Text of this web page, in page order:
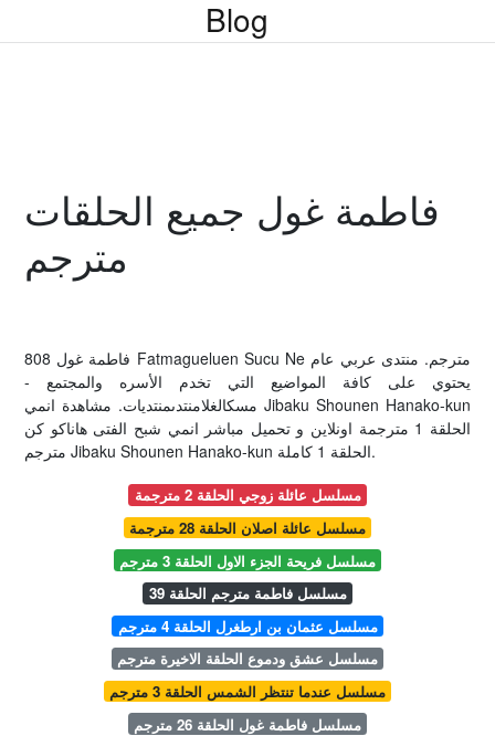
Blog
فاطمة غول جميع الحلقات
مترجم
808 فاطمة غول Fatmagueluen Sucu Ne مترجم. منتدى عربي عام
يحتوي على كافة المواضيع التي تخدم الأسره والمجتمع -
مسكالغلامنتدىمنتديات. مشاهدة انمي Jibaku Shounen Hanako-kun
الحلقة 1 مترجمة اونلاين و تحميل مباشر انمي شبح الفتى هاناكو كن
مترجم Jibaku Shounen Hanako-kun الحلقة 1 كاملة.
مسلسل عائلة زوجي الحلقة 2 مترجمة
مسلسل عائلة اصلان الحلقة 28 مترجمة
مسلسل فريحة الجزء الاول الحلقة 3 مترجم
مسلسل فاطمة مترجم الحلقة 39
مسلسل عثمان بن ارطغرل الحلقة 4 مترجم
مسلسل عشق ودموع الحلقة الاخيرة مترجم
مسلسل عندما تنتظر الشمس الحلقة 3 مترجم
مسلسل فاطمة غول الحلقة 26 مترجم